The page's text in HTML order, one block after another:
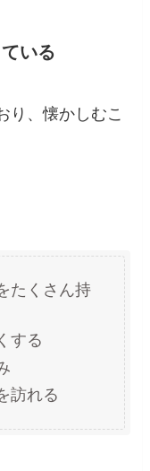
いる
り、懐かしむこ
たくさん持
する
訪れる